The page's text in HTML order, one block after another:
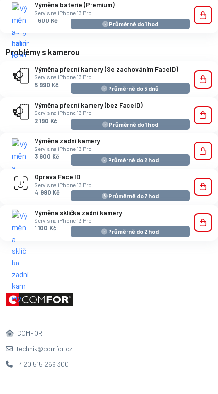
Výměna baterie (Premium)
Servis na iPhone 13 Pro
1 600 Kč
Průměrně do 1 hod
Problémy s kamerou
Výměna přední kamery (Se zachováním FaceID)
Servis na iPhone 13 Pro
5 990 Kč
Průměrně do 5 dnů
Výměna přední kamery (bez FaceID)
Servis na iPhone 13 Pro
2 190 Kč
Průměrně do 1 hod
Výměna zadní kamery
Servis na iPhone 13 Pro
3 600 Kč
Průměrně do 2 hod
Oprava Face ID
Servis na iPhone 13 Pro
4 990 Kč
Průměrně do 7 hod
Výměna sklíčka zadní kamery
Servis na iPhone 13 Pro
1 100 Kč
Průměrně do 2 hod
COMFOR
technik@comfor.cz
+420 515 266 300